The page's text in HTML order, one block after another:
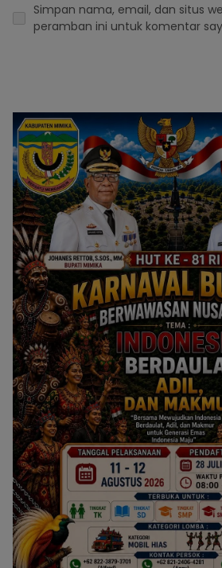
Simpan nama, email, dan situs
peramban ini untuk komentar